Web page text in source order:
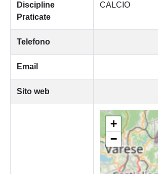
Discipline
Praticate
CALCIO
Telefono
Email
Sito web
+
−